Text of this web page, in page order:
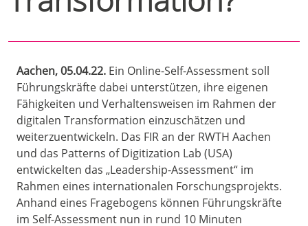
Aachen, 05.04.22. Ein Online-Self-Assessment soll
Führungskräfte dabei unterstützen, ihre eigenen
Fähigkeiten und Verhaltensweisen im Rahmen der
digitalen Transformation einzuschätzen und
weiterzuentwickeln. Das FIR an der RWTH Aachen
und das Patterns of Digitization Lab (USA)
entwickelten das „Leadership-Assessment“ im
Rahmen eines internationalen Forschungsprojekts.
Anhand eines Fragebogens können Führungskräfte
im Self-Assessment nun in rund 10 Minuten